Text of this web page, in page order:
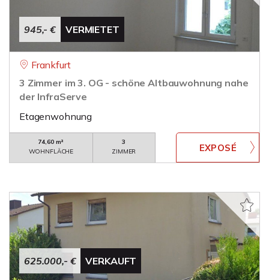
945,- € VERMIETET
Frankfurt
3 Zimmer im 3. OG - schöne Altbauwohnung nahe
der InfraServe
Etagenwohnung
74,60 m²
WOHNFLÄCHE
3
ZIMMER
625.000,- € VERKAUFT